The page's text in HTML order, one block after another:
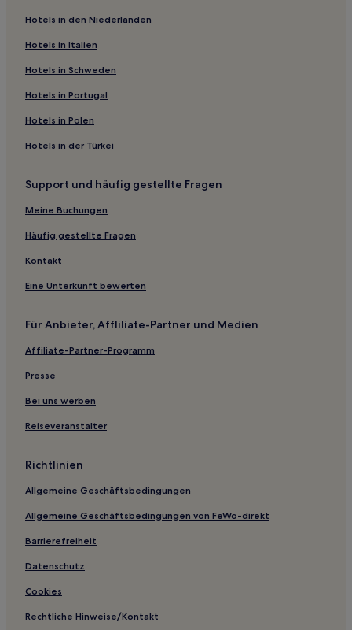
Ferienwohnungen in Prag 1
Aparthotels in Prag 2
Gasthäuser in Prag
Pensionen in Prag
Hostels in Prag
Hostels in Schützeninsel
Aparthotels in Prag 5
Aparthotels in Prag 3
Familien in Prag 10
Hotels mit Parkplatz in Prag 10
Günstige in Prag 10
Haustierfreundliche in Prag 10
Günstige nahe Letná-Park
Haustierfreundliche nahe Na Příkopě
Haustierfreundliche nahe Nerudova-Straße
Günstige nahe Nerudova-Straße
Boutique- nahe Schützeninsel
Haustierfreundliche nahe Schützeninsel
Hotels mit Wellnessbereich in Prag 4
Familien in Prag 4
Luxus in Prag 4
Haustierfreundliche in Prag 4
Familien in Prag
Hotels in den Niederlanden
Hotels in Italien
Hotels in Schweden
Hotels in Portugal
Hotels in Polen
Hotels in der Türkei
Support und häufig gestellte Fragen
Meine Buchungen
Häufig gestellte Fragen
Kontakt
Eine Unterkunft bewerten
Für Anbieter, Affliliate-Partner und Medien
Affiliate-Partner-Programm
Presse
Bei uns werben
Reiseveranstalter
Richtlinien
Allgemeine Geschäftsbedingungen
Allgemeine Geschäftsbedingungen von FeWo-direkt
Barrierefreiheit
Datenschutz
Cookies
Rechtliche Hinweise/Kontakt